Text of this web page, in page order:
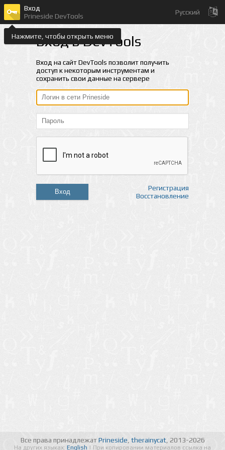
Нажмите, чтобы открыть меню
Вход
Prineside DevTools
Русский
Вход в DevTools
Вход на сайт DevTools позволит получить
доступ к некоторым инструментам и
сохранить свои данные на сервере
Вход
Регистрация
Восстановление
Все права принадлежатPrineside therainycat, 2013-2026
На других языках: English | При копировании материалов ссылка на